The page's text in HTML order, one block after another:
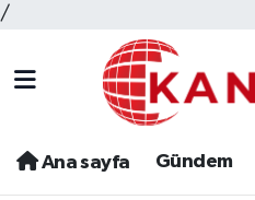
/
Ana sayfa Gündem